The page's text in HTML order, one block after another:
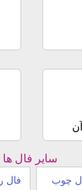
سایر فال ها
چوب فال